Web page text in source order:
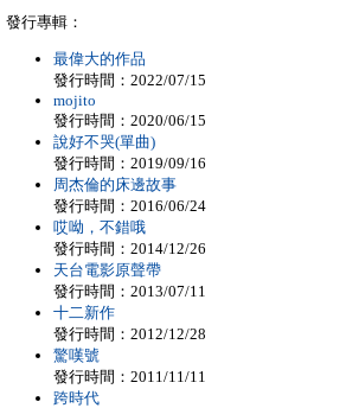
發行專輯：
最偉大的作品
發行時間：2022/07/15
mojito
發行時間：2020/06/15
說好不哭(單曲)
發行時間：2019/09/16
周杰倫的床邊故事
發行時間：2016/06/24
哎呦，不錯哦
發行時間：2014/12/26
天台電影原聲帶
發行時間：2013/07/11
十二新作
發行時間：2012/12/28
驚嘆號
發行時間：2011/11/11
跨時代